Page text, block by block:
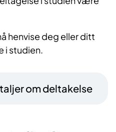
henvise deg eller ditt
i studien.
om deltakelse